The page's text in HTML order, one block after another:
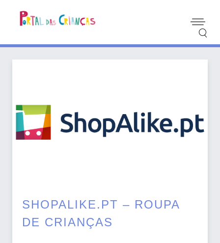
SHOPALIKE.PT – ROUPA
DE CRIANÇAS